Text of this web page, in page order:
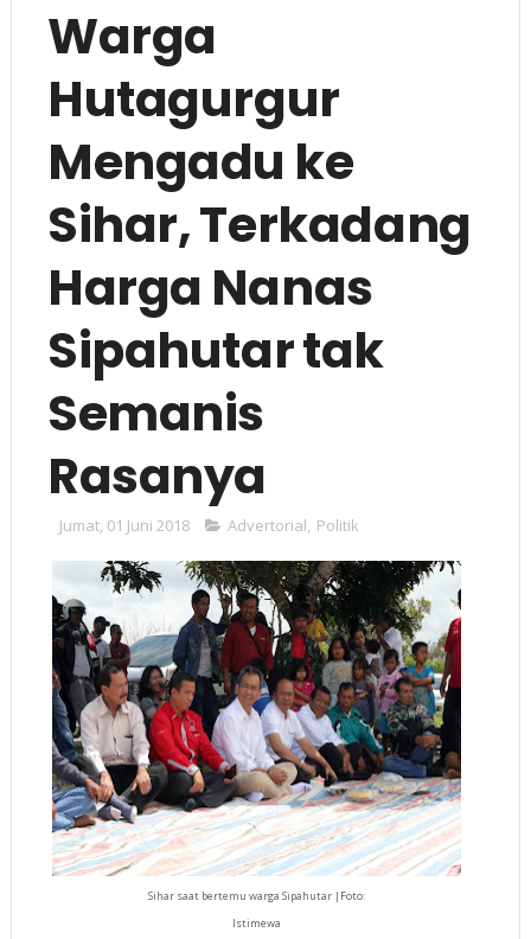
Warga
Hutagurgur
Mengadu ke
Sihar, Terkadang
Harga Nanas
Sipahutar tak
Semanis
Rasanya
Jumat, 01 Juni 2018 Advertorial, Politik
Sihar saat bertemu warga Sipahutar |Foto:
Istimewa